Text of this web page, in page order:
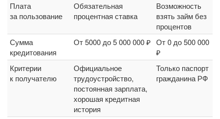
Плата
за пользование
Обязательная
процентная ставка
Возможность
взять займ без
процентов
Сумма
кредитования
От 5000 до 5 000 000 ₽ От 0 до 500 000
₽
Критерии
к получателю
Официальное
трудоустройство,
постоянная зарплата,
хорошая кредитная
история
Только паспорт
гражданина РФ